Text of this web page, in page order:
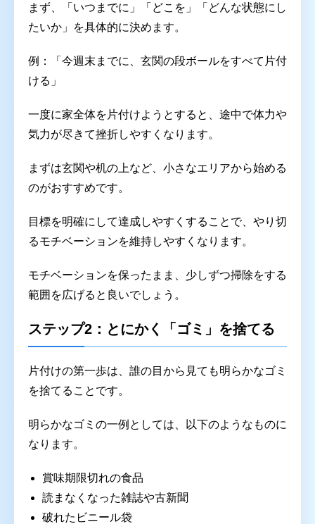
まず、「いつまでに」「どこを」「どんな状態にし
たいか」を具体的に決めます。
例：「今週末までに、玄関の段ボールをすべて片付
ける」
一度に家全体を片付けようとすると、途中で体力や
気力が尽きて挫折しやすくなります。
まずは玄関や机の上など、小さなエリアから始める
のがおすすめです。
目標を明確にして達成しやすくすることで、やり切
るモチベーションを維持しやすくなります。
モチベーションを保ったまま、少しずつ掃除をする
範囲を広げると良いでしょう。
ステップ2：とにかく「ゴミ」を捨てる
片付けの第一歩は、誰の目から見ても明らかなゴミ
を捨てることです。
明らかなゴミの一例としては、以下のようなものに
なります。
賞味期限切れの食品
読まなくなった雑誌や古新聞
破れたビニール袋